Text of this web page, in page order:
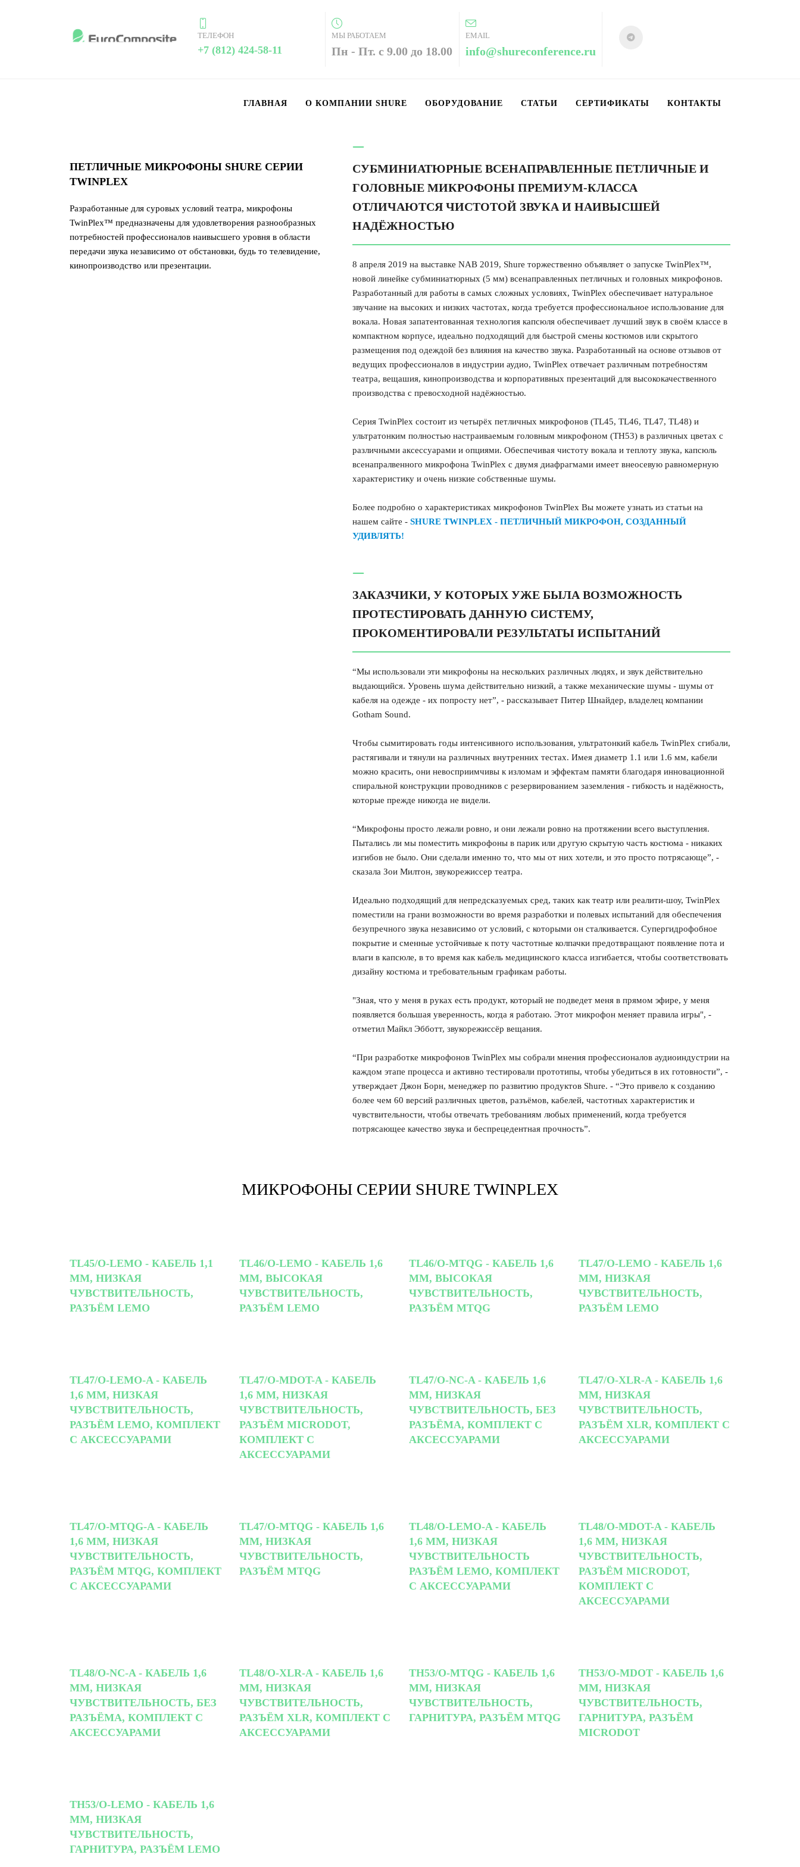
ТЕЛЕФОН
+7 (812) 424-58-11
МЫ РАБОТАЕМ
Пн - Пт. с 9.00 до 18.00
EMAIL
info@shureconference.ru
ГЛАВНАЯ О КОМПАНИИ SHURE ОБОРУДОВАНИЕ СТАТЬИ СЕРТИФИКАТЫ КОНТАКТЫ
ПЕТЛИЧНЫЕ МИКРОФОНЫ SHURE СЕРИИ
TWINPLEX
Разработанные для суровых условий театра, микрофоны
TwinPlex™ предназначены для удовлетворения разнообразных
потребностей профессионалов наивысшего уровня в области
передачи звука независимо от обстановки, будь то телевидение,
кинопроизводство или презентации.
СУБМИНИАТЮРНЫЕ ВСЕНАПРАВЛЕННЫЕ ПЕТЛИЧНЫЕ И
ГОЛОВНЫЕ МИКРОФОНЫ ПРЕМИУМ-КЛАССА
ОТЛИЧАЮТСЯ ЧИСТОТОЙ ЗВУКА И НАИВЫСШЕЙ
НАДЁЖНОСТЬЮ
8 апреля 2019 на выставке NAB 2019, Shure торжественно объявляет о запуске TwinPlex™,
новой линейке субминиатюрных (5 мм) всенаправленных петличных и головных микрофонов.
Разработанный для работы в самых сложных условиях, TwinPlex обеспечивает натуральное
звучание на высоких и низких частотах, когда требуется профессиональное использование для
вокала. Новая запатентованная технология капсюля обеспечивает лучший звук в своём классе в
компактном корпусе, идеально подходящий для быстрой смены костюмов или скрытого
размещения под одеждой без влияния на качество звука. Разработанный на основе отзывов от
ведущих профессионалов в индустрии аудио, TwinPlex отвечает различным потребностям
театра, вещашия, кинопроизводства и корпоративных презентаций для высококачественного
производства с превосходной надёжностью.
Серия TwinPlex состоит из четырёх петличных микрофонов (TL45, TL46, TL47, TL48) и
ультратонким полностью настраиваемым головным микрофоном (TH53) в различных цветах с
различными аксессуарами и опциями. Обеспечивая чистоту вокала и теплоту звука, капсюль
всенапралвенного микрофона TwinPlex с двумя диафрагмами имеет внеосевую равномерную
характеристику и очень низкие собственные шумы.
Более подробно о характеристиках микрофонов TwinPlex Вы можете узнать из статьи на
нашем сайте - SHURE TWINPLEX - ПЕТЛИЧНЫЙ МИКРОФОН, СОЗДАННЫЙ
УДИВЛЯТЬ!
ЗАКАЗЧИКИ, У КОТОРЫХ УЖЕ БЫЛА ВОЗМОЖНОСТЬ
ПРОТЕСТИРОВАТЬ ДАННУЮ СИСТЕМУ,
ПРОКОМЕНТИРОВАЛИ РЕЗУЛЬТАТЫ ИСПЫТАНИЙ
“Мы использовали эти микрофоны на нескольких различных людях, и звук действительно
выдающийся. Уровень шума действительно низкий, а также механические шумы - шумы от
кабеля на одежде - их попросту нет”, - рассказывает Питер Шнайдер, владелец компании
Gotham Sound.
Чтобы сымитировать годы интенсивного использования, ультратонкий кабель TwinPlex сгибали,
растягивали и тянули на различных внутренних тестах. Имея диаметр 1.1 или 1.6 мм, кабели
можно красить, они невосприимчивы к изломам и эффектам памяти благодаря инновационной
спиральной конструкции проводников с резервированием заземления - гибкость и надёжность,
которые прежде никогда не видели.
“Микрофоны просто лежали ровно, и они лежали ровно на протяжении всего выступления.
Пытались ли мы поместить микрофоны в парик или другую скрытую часть костюма - никаких
изгибов не было. Они сделали именно то, что мы от них хотели, и это просто потрясающе”, -
сказала Зои Милтон, звукорежиссер театра.
Идеально подходящий для непредсказуемых сред, таких как театр или реалити-шоу, TwinPlex
поместили на грани возможности во время разработки и полевых испытаний для обеспечения
безупречного звука независимо от условий, с которыми он сталкивается. Супергидрофобное
покрытие и сменные устойчивые к поту частотные колпачки предотвращают появление пота и
влаги в капсюле, в то время как кабель медицинского класса изгибается, чтобы соответствовать
дизайну костюма и требовательным графикам работы.
"Зная, что у меня в руках есть продукт, который не подведет меня в прямом эфире, у меня
появляется большая уверенность, когда я работаю. Этот микрофон меняет правила игры", -
отметил Майкл Эбботт, звукорежиссёр вещания.
“При разработке микрофонов TwinPlex мы собрали мнения профессионалов аудиоиндустрии на
каждом этапе процесса и активно тестировали прототипы, чтобы убедиться в их готовности”, -
утверждает Джон Борн, менеджер по развитию продуктов Shure. - “Это привело к созданию
более чем 60 версий различных цветов, разъёмов, кабелей, частотных характеристик и
чувствительности, чтобы отвечать требованиям любых применений, когда требуется
потрясающее качество звука и беспрецедентная прочность”.
МИКРОФОНЫ СЕРИИ SHURE TWINPLEX
TL45/O-LEMO - КАБЕЛЬ 1,1
ММ, НИЗКАЯ
ЧУВСТВИТЕЛЬНОСТЬ,
РАЗЪЁМ LEMO
TL46/O-LEMO - КАБЕЛЬ 1,6
ММ, ВЫСОКАЯ
ЧУВСТВИТЕЛЬНОСТЬ,
РАЗЪЁМ LEMO
TL46/O-MTQG - КАБЕЛЬ 1,6
ММ, ВЫСОКАЯ
ЧУВСТВИТЕЛЬНОСТЬ,
РАЗЪЁМ MTQG
TL47/O-LEMO - КАБЕЛЬ 1,6
ММ, НИЗКАЯ
ЧУВСТВИТЕЛЬНОСТЬ,
РАЗЪЁМ LEMO
TL47/O-LEMO-A - КАБЕЛЬ
1,6 ММ, НИЗКАЯ
ЧУВСТВИТЕЛЬНОСТЬ,
РАЗЪЁМ LEMO, КОМПЛЕКТ
С АКСЕССУАРАМИ
TL47/O-MDOT-A - КАБЕЛЬ
1,6 ММ, НИЗКАЯ
ЧУВСТВИТЕЛЬНОСТЬ,
РАЗЪЁМ MICRODOT,
КОМПЛЕКТ С
АКСЕССУАРАМИ
TL47/O-NC-A - КАБЕЛЬ 1,6
ММ, НИЗКАЯ
ЧУВСТВИТЕЛЬНОСТЬ, БЕЗ
РАЗЪЁМА, КОМПЛЕКТ С
АКСЕССУАРАМИ
TL47/O-XLR-A - КАБЕЛЬ 1,6
ММ, НИЗКАЯ
ЧУВСТВИТЕЛЬНОСТЬ,
РАЗЪЁМ XLR, КОМПЛЕКТ С
АКСЕССУАРАМИ
TL47/O-MTQG-A - КАБЕЛЬ
1,6 ММ, НИЗКАЯ
ЧУВСТВИТЕЛЬНОСТЬ,
РАЗЪЁМ MTQG, КОМПЛЕКТ
С АКСЕССУАРАМИ
TL47/O-MTQG - КАБЕЛЬ 1,6
ММ, НИЗКАЯ
ЧУВСТВИТЕЛЬНОСТЬ,
РАЗЪЁМ MTQG
TL48/O-LEMO-A - КАБЕЛЬ
1,6 ММ, НИЗКАЯ
ЧУВСТВИТЕЛЬНОСТЬ
РАЗЪЁМ LEMO, КОМПЛЕКТ
С АКСЕССУАРАМИ
TL48/O-MDOT-A - КАБЕЛЬ
1,6 ММ, НИЗКАЯ
ЧУВСТВИТЕЛЬНОСТЬ,
РАЗЪЁМ MICRODOT,
КОМПЛЕКТ С
АКСЕССУАРАМИ
TL48/O-NC-A - КАБЕЛЬ 1,6
ММ, НИЗКАЯ
ЧУВСТВИТЕЛЬНОСТЬ, БЕЗ
РАЗЪЁМА, КОМПЛЕКТ С
АКСЕССУАРАМИ
TL48/O-XLR-A - КАБЕЛЬ 1,6
ММ, НИЗКАЯ
ЧУВСТВИТЕЛЬНОСТЬ,
РАЗЪЁМ XLR, КОМПЛЕКТ С
АКСЕССУАРАМИ
TH53/O-MTQG - КАБЕЛЬ 1,6
ММ, НИЗКАЯ
ЧУВСТВИТЕЛЬНОСТЬ,
ГАРНИТУРА, РАЗЪЁМ MTQG
TH53/O-MDOT - КАБЕЛЬ 1,6
ММ, НИЗКАЯ
ЧУВСТВИТЕЛЬНОСТЬ,
ГАРНИТУРА, РАЗЪЁМ
MICRODOT
TH53/O-LEMO - КАБЕЛЬ 1,6
ММ, НИЗКАЯ
ЧУВСТВИТЕЛЬНОСТЬ,
ГАРНИТУРА, РАЗЪЁМ LEMO